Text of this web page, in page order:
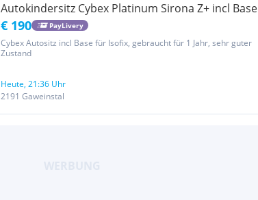
Autokindersitz Cybex Platinum Sirona Z+ incl Base
€ 190 PayLivery
Cybex Autositz incl Base für Isofix, gebraucht für 1 Jahr, sehr guter
Zustand
Heute, 21:36 Uhr
2191 Gaweinstal